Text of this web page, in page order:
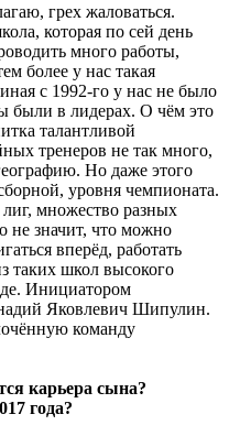
грех жаловаться.
которая по сей день
много работы,
более у нас такая
с 1992-го у нас не было
были в лидерах. О чём это
талантливой
тренеров не так много,
Но даже этого
уровня чемпионата.
множество разных
не значит, что можно
вперёд, работать
таких школ высокого
Инициатором
Яковлевич Шипулин.
команду
карьера сына?
года?